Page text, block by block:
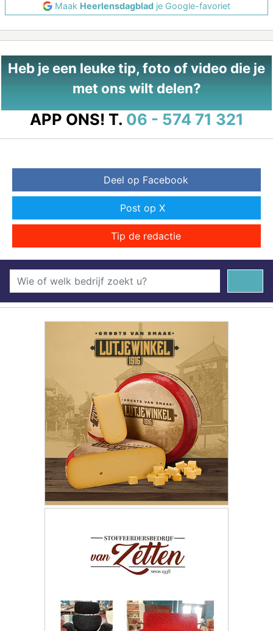
Maak Heerlensdagblad je Google-favoriet
Heb je een leuke tip, foto of video die je
met ons wilt delen?
APP ONS! T. 06 - 574 71 321
Deel op Facebook
Post op X
Tip de redactie